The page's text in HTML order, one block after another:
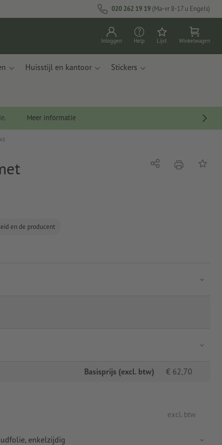
020 262 19 19 (Ma-vr 8-17 u Engels)
Inloggen Help Lijst Winkelwagen
Huisstijl en kantoor Stickers
Meer informatie
en de producent
Delen afdrukkenOp de
Basisprijs (excl. btw) € 62,70
excl. btw
enkelzijdig